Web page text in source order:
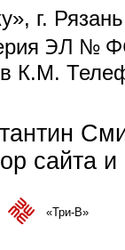
г.
ЭЛ №
К.М.
сайта
is external)«Три-В»